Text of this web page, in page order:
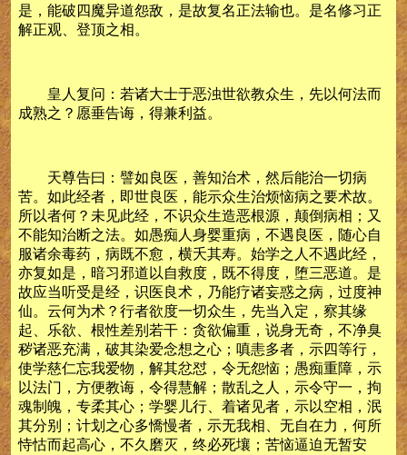
是，能破四魔异道怨敌，是故复名正法输也。是名修习正
解正观、登顶之相。
皇人复问：若诸大士于恶浊世欲教众生，先以何法而
成熟之？愿垂告诲，得兼利益。
天尊告曰：譬如良医，善知治术，然后能治一切病
苦。如此经者，即世良医，能示众生治烦恼病之要术故。
所以者何？未见此经，不识众生造恶根源，颠倒病相；又
不能知治断之法。如愚痴人身婴重病，不遇良医，随心自
服诸余毒药，病既不愈，横夭其寿。始学之人不遇此经，
亦复如是，暗习邪道以自救度，既不得度，堕三恶道。是
故应当听受是经，识医良术，乃能疗诸妄惑之病，过度神
仙。云何为术？行者欲度一切众生，先当入定，察其缘
起、乐欲、根性差别若干：贪欲偏重，说身无奇，不净臭
秽诸恶充满，破其染爱念想之心；嗔恚多者，示四等行，
使学慈仁忘我爱物，解其忿怼，令无怨恼；愚痴重障，示
以法门，方便教诲，令得慧解；散乱之人，示令守一，拘
魂制魄，专柔其心；学婴儿行、着诸见者，示以空相，泯
其分别；计划之心多憍慢者，示无我相、无自在力，何所
恃怙而起高心，不久磨灭，终必死壤；苦恼逼迫无暂安